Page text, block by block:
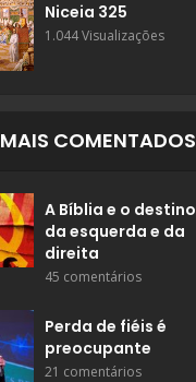
Niceia 325
1.044 Visualizações
MAIS COMENTADOS
A Bíblia e o destino
da esquerda e da
direita
45 comentários
Perda de fiéis é
preocupante
21 comentários